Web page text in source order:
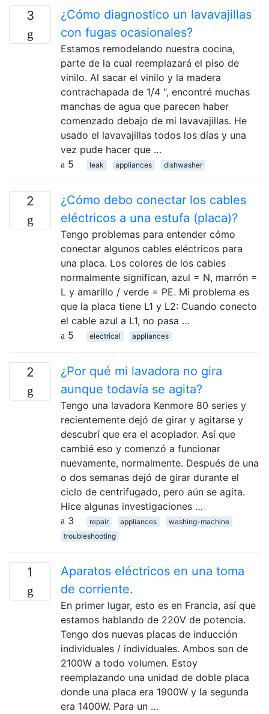
3
¿Cómo diagnostico un lavavajillas
con fugas ocasionales?
Estamos remodelando nuestra cocina,
parte de la cual reemplazará el piso de
vinilo. Al sacar el vinilo y la madera
contrachapada de 1/4 ", encontré muchas
manchas de agua que parecen haber
comenzado debajo de mi lavavajillas. He
usado el lavavajillas todos los días y una
vez pude hacer que …
5
leak appliances dishwasher
2
¿Cómo debo conectar los cables
eléctricos a una estufa (placa)?
Tengo problemas para entender cómo
conectar algunos cables eléctricos para
una placa. Los colores de los cables
normalmente significan, azul = N, marrón =
L y amarillo / verde = PE. Mi problema es
que la placa tiene L1 y L2: Cuando conecto
el cable azul a L1, no pasa …
5
electrical appliances
2
¿Por qué mi lavadora no gira
aunque todavía se agita?
Tengo una lavadora Kenmore 80 series y
recientemente dejó de girar y agitarse y
descubrí que era el acoplador. Así que
cambié eso y comenzó a funcionar
nuevamente, normalmente. Después de una
o dos semanas dejó de girar durante el
ciclo de centrifugado, pero aún se agita.
Hice algunas investigaciones …
3
repair appliances
washing-machine
troubleshooting
1
Aparatos eléctricos en una toma
de corriente.
En primer lugar, esto es en Francia, así que
estamos hablando de 220V de potencia.
Tengo dos nuevas placas de inducción
individuales / individuales. Ambos son de
2100W a todo volumen. Estoy
reemplazando una unidad de doble placa
donde una placa era 1900W y la segunda
era 1400W. Para un …